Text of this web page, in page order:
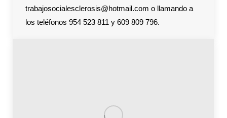
trabajosocialesclerosis@hotmail.com o llamando a
los teléfonos 954 523 811 y 609 809 796.